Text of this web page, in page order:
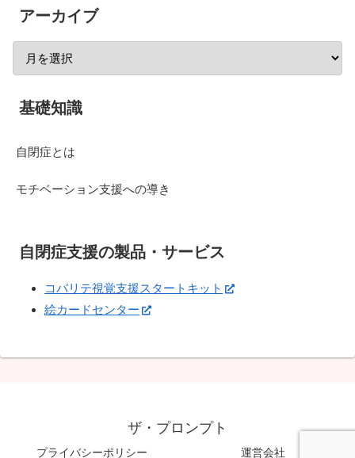
アーカイブ
基礎知識
自閉症とは
モチベーション支援への導き
自閉症支援の製品・サービス
コバリテ視覚支援スタートキット
絵カードセンター
ザ・プロンプト
プライバシーポリシー 運営会社